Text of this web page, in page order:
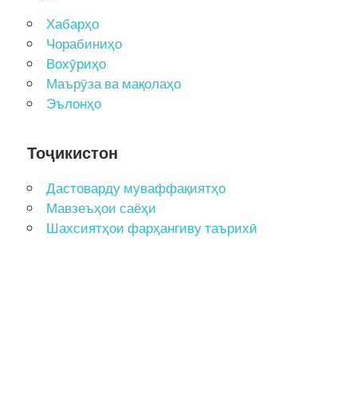
Хабарҳо
Чорабиниҳо
Вохӯриҳо
Маърӯза ва мақолаҳо
Эълонҳо
Тоҷикистон
Дастоварду муваффақиятҳо
Мавзеъҳои саёҳи
Шахсиятҳои фарҳангиву таърихӣ